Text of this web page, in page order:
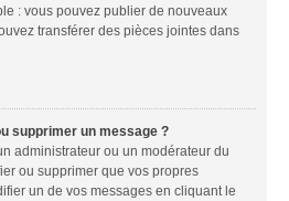
: vous pouvez publier de nouveaux
transférer des pièces jointes dans
supprimer un message ?
administrateur ou un modérateur du
ou supprimer que vos propres
un de vos messages en cliquant le